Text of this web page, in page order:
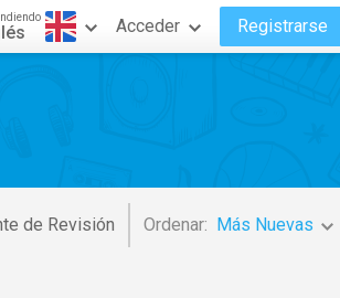
Acceder Registrarse
de Revisión Ordenar: Más Nuevas